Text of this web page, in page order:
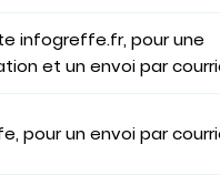
infogreffe.fr, pour une
et un envoi par
pour un envoi par